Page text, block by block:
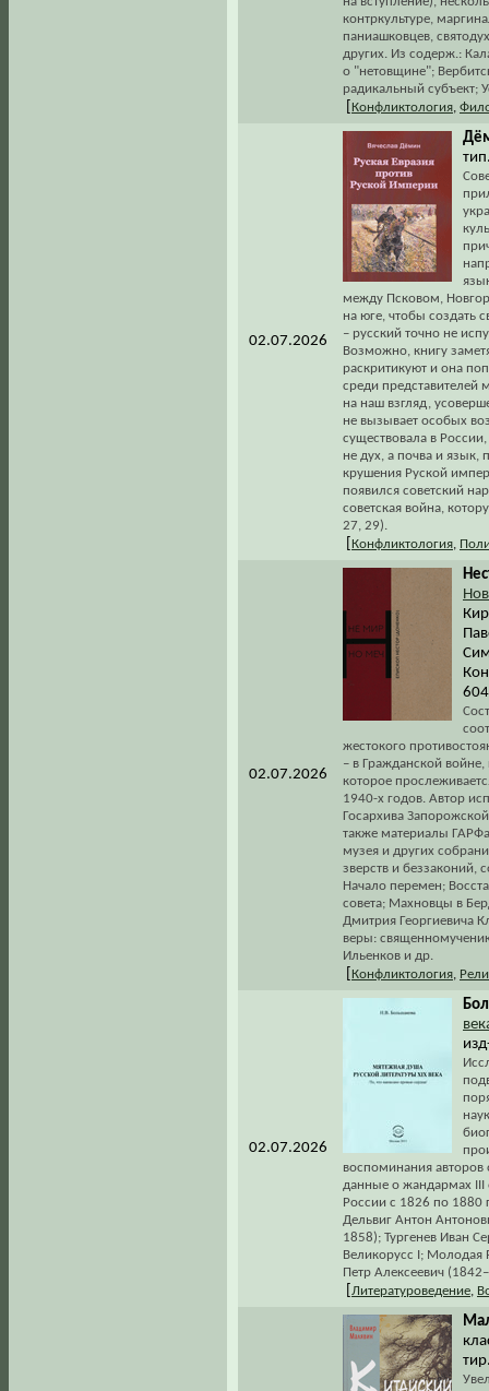
контркультуре,
паниашковцев,
других. Из содерж.:
о "нетовщине";
радикальный субъект;
Конфликтология,
02.07.2026
между Псковом,
на юге, чтобы создать
– русский точно не
Возможно, книгу
раскритикуют и она
среди представителей
на наш взгляд,
не вызывает особых
существовала в
не дух, а почва и язык,
крушения Руской
появился советский
советская война,
27, 29).
Конфликтология,
02.07.2026
жестокого
– в Гражданской
которое
1940-х годов. Автор
Госархива
также материалы
музея и других
зверств и беззаконий,
Начало перемен;
совета; Махновцы в
Дмитрия Георгиевича
веры:
Ильенков и др.
Конфликтология,
02.07.2026
воспоминания
данные о жандармах III
России с 1826 по 1880
Дельвиг Антон
1858); Тургенев Иван
Великорусс I; Молодая
Петр Алексеевич
Литературоведение,